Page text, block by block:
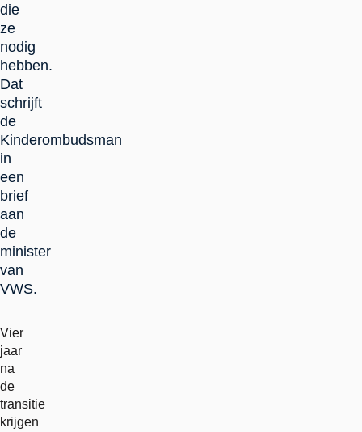
die
ze
nodig
hebben.
Dat
schrijft
de
Kinderombudsman
in
een
brief
aan
de
minister
van
VWS.
Vier
jaar
na
de
transitie
krijgen